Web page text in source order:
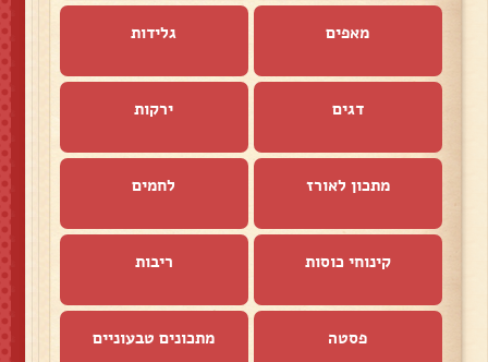
מאפים גלידות
דגים ירקות
מתכון לאורז לחמים
קינוחי כוסות ריבות
פסטה מתכונים טבעוניים